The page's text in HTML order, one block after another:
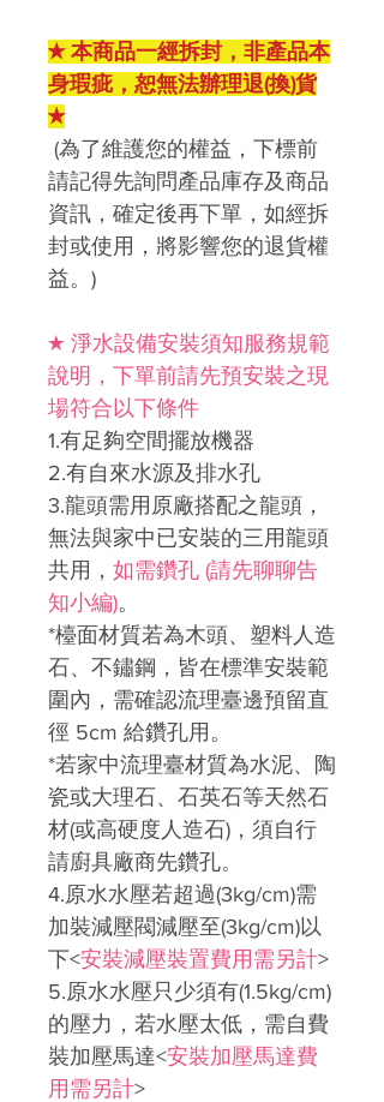
★ 本商品一經拆封，非產品本
身瑕疵，恕無法辦理退(換)貨
★
(為了維護您的權益，下標前
請記得先詢問產品庫存及商品
資訊，確定後再下單，如經拆
封或使用，將影響您的退貨權
益。)
★ 淨水設備安裝須知服務規範
說明，下單前請先預安裝之現
場符合以下條件
1.有足夠空間擺放機器
2.有自來水源及排水孔
3.龍頭需用原廠搭配之龍頭，
無法與家中已安裝的三用龍頭
共用， 如需鑽孔 (請先聊聊告
知小編)。
*檯面材質若為木頭、塑料人造
石、不鏽鋼，皆在標準安裝範
圍內，需確認流理臺邊預留直
徑 5cm 給鑽孔用。
*若家中流理臺材質為水泥、陶
瓷或大理石、石英石等天然石
材(或高硬度人造石)，須自行
請廚具廠商先鑽孔。
4.原水水壓若超過(3kg/cm)需
加裝減壓閥減壓至(3kg/cm)以
下<安裝減壓裝置費用需另計>
5.原水水壓只少須有(1.5kg/cm)
的壓力，若水壓太低，需自費
裝加壓馬達<安裝加壓馬達費
用需另計>